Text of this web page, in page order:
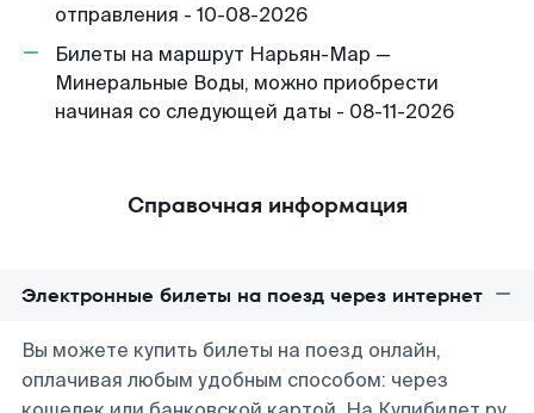
отправления - 10-08-2026
Билеты на маршрут Нарьян-Мар —
Минеральные Воды, можно приобрести
начиная со следующей даты - 08-11-2026
Справочная информация
Электронные билеты на поезд через интернет
Вы можете купить билеты на поезд онлайн,
оплачивая любым удобным способом: через